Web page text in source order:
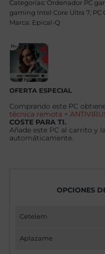
270K
Plus,
32GB,
2TB
NVME,
RTX
5070Ti
+
Windows
11
Pro
Categorías: Ordenador PC
gaming Intel Core Ultra 7 PC
Marca: Epical-Q
OFERTA ESPECIAL
Comprando este PC
técnica remota +
COSTE PARA TI.
Añade este PC al carrito y
automáticamente.
OPCIONES
Cetelem
Aplazame